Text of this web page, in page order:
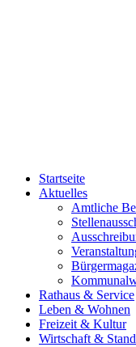
Startseite
Aktuelles
Amtliche
Rathaus & Service
Leben & Wohnen
Freizeit & Kultur
Wirtschaft &